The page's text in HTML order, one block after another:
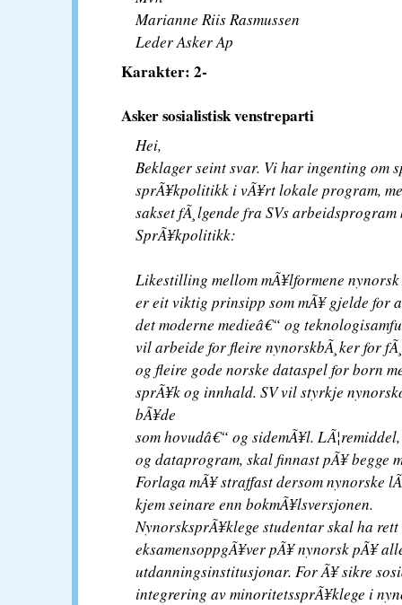
Marianne Riis Rasmussen
Leder Asker Ap
Karakter: 2-
Asker sosialistisk venstreparti
Hei,
Beklager seint svar. Vi har ingenting om
sprÃ¥kpolitikk i vÃ¥rt lokale program,
sakset fÃ¸lgende fra SVs arbeidsprogram
SprÃ¥kpolitikk:
Likestilling mellom mÃ¥lformene
er eit viktig prinsipp som mÃ¥ gjelde for
det moderne medieâ€“ og
vil arbeide for fleire nynorskbÃ¸ker for
og fleire gode norske dataspel for born
sprÃ¥k og innhald. SV vil styrkje
bÃ¥de
som hovudâ€“ og sidemÃ¥l.
og dataprogram, skal finnast pÃ¥ begge
Forlaga mÃ¥ straffast dersom nynorske
kjem seinare enn bokmÃ¥lsversjonen.
NynorsksprÃ¥klege studentar skal ha
eksamensoppgÃ¥ver pÃ¥ nynorsk pÃ¥
utdanningsinstitusjonar. For Ã¥ sikre
integrering av minoritetssprÃ¥klege i